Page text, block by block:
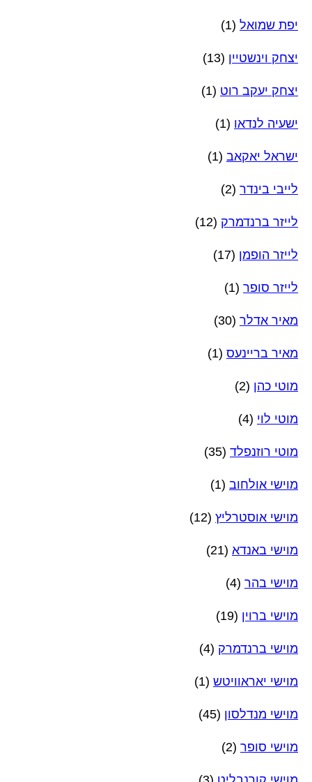
יפת שמואל (1)
יצחק וינשטיין (13)
יצחק יעקב רוט (1)
ישעיה לנדאו (1)
ישראל יאקאב (1)
לייבי בינדר (2)
לייזר ברנדמרק (12)
לייזר הופמן (17)
לייזר סופר (1)
מאיר אדלר (30)
מאיר בריינעס (1)
מוטי כהן (2)
מוטי לוי (4)
מוטי רוזנפלד (35)
מוישי אולחוב (1)
מוישי אוסטרליץ (12)
מוישי באנדא (21)
מוישי בהר (4)
מוישי ברוין (19)
מוישי ברנדמרק (4)
מוישי יאראוויטש (1)
מוישי מנדלסון (45)
מוישי סופר (2)